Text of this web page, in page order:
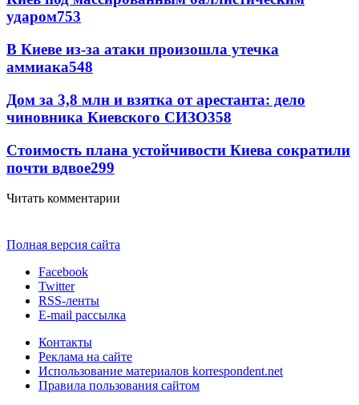
ударом753
В Киеве из-за атаки произошла утечка
аммиака548
Дом за 3,8 млн и взятка от арестанта: дело
чиновника Киевского СИЗО358
Стоимость плана устойчивости Киева сократили
почти вдвое299
Читать комментарии
Полная версия сайта
Facebook
Twitter
RSS-ленты
E-mail рассылка
Контакты
Реклама на сайте
Использование материалов korrespondent.net
Правила пользования сайтом